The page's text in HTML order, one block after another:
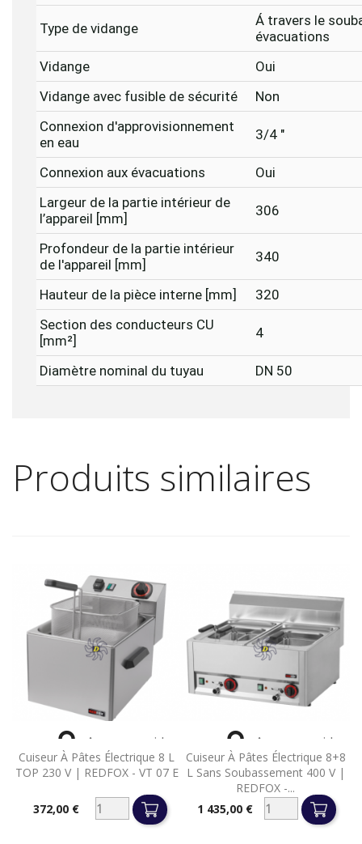
Type de vidange
Á travers le
évacuations
Vidange
Oui
Vidange avec fusible de sécurité
Non
Connexion d'approvisionnement
en eau
3/4 "
Connexion aux évacuations
Oui
Largeur de la partie intérieur de
l’appareil [mm]
306
Profondeur de la partie intérieur
de l'appareil [mm]
340
Hauteur de la pièce interne [mm]
320
Section des conducteurs CU
[mm²]
4
Diamètre nominal du tuyau DN 50
Produits similaires
Cuiseur À Pâtes Électrique 8 L
TOP 230 V | REDFOX - VT 07 E
Prix372,00 €
 Aperçu rapide
Cuiseur À Pâtes Électrique 8+8
L Sans Soubassement 400 V |
REDFOX -...
Prix1 435,00 €
 Aperçu rapide